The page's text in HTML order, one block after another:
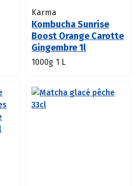
Karma
Kombucha Sunrise
Boost Orange Carotte
Gingembre 1l
1000g 1 L